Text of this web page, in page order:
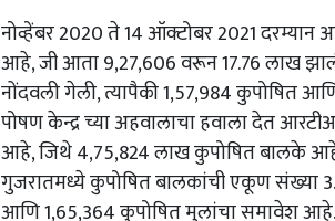
नोव्हेंबर 2020 ते 14 ऑक्टोबर 2021
आहे, जी आता 9,27,606 वरून 17.76 लाख
नोंदवली गेली, त्यापैकी 1,57,984 कुपोषित
पोषण केन्द्र च्या अहवालाचा हवाला देत
आहे, जिथे 4,75,824 लाख कुपोषित बालके
गुजरातमध्ये कुपोषित बालकांची एकूण संख्या
आणि 1,65,364 कुपोषित मुलांचा समावेश आहे.